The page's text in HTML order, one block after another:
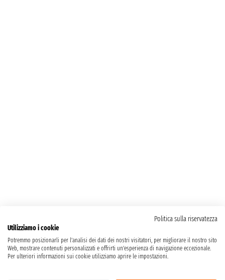
Politica sulla riservatezza
Utilizziamo i cookie
Potremmo posizionarli per l'analisi dei dati dei nostri visitatori, per migliorare il nostro sito
Web, mostrare contenuti personalizzati e offrirti un'esperienza di navigazione eccezionale.
Per ulteriori informazioni sui cookie utilizziamo aprire le impostazioni.